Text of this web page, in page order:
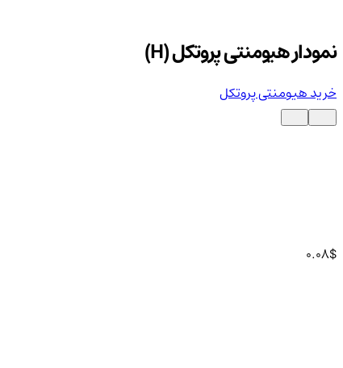
نمودار هیومنتی پروتکل (H)
خرید هیومنتی پروتکل
0.08$